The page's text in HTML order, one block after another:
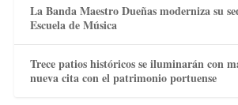
La Banda Maestro Dueñas moderniza su
Escuela de Música
Trece patios históricos se iluminarán con
nueva cita con el patrimonio portuense